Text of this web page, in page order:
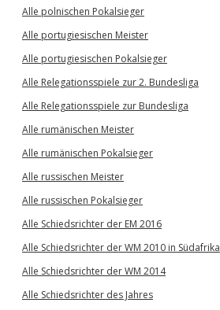
Alle polnischen Pokalsieger
Alle portugiesischen Meister
Alle portugiesischen Pokalsieger
Alle Relegationsspiele zur 2. Bundesliga
Alle Relegationsspiele zur Bundesliga
Alle rumänischen Meister
Alle rumänischen Pokalsieger
Alle russischen Meister
Alle russischen Pokalsieger
Alle Schiedsrichter der EM 2016
Alle Schiedsrichter der WM 2010 in Südafrika
Alle Schiedsrichter der WM 2014
Alle Schiedsrichter des Jahres